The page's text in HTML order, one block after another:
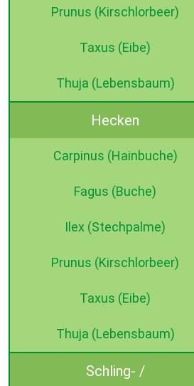
Prunus (Kirschlorbeer)
Taxus (Eibe)
Thuja (Lebensbaum)
Hecken
Carpinus (Hainbuche)
Fagus (Buche)
Ilex (Stechpalme)
Prunus (Kirschlorbeer)
Taxus (Eibe)
Thuja (Lebensbaum)
Schling- /